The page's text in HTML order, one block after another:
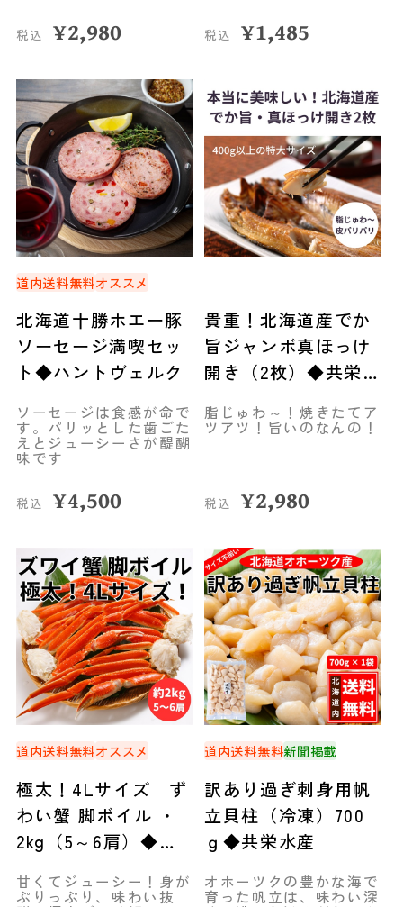
税込 ¥2,980 税込 ¥1,485
道内送料無料オススメ
北海道十勝ホエー豚
ソーセージ満喫セッ
ト◆ハントヴェルク
ソーセージは食感が命で
す。パリッとした歯ごた
えとジューシーさが醍醐
味です
税込 ¥4,500
貴重！北海道産でか
旨ジャンボ真ほっけ
開き（2枚）◆共栄水
脂じゅわ～！焼きたてア
ツアツ！旨いのなんの！
税込 ¥2,980
道内送料無料オススメ
極太！4Lサイズ ず
わい蟹 脚ボイル ・
2kg（5～6肩）◆共
甘くてジューシー！身が
ぷりっぷり、味わい抜
道内送料無料新聞掲載
訳あり過ぎ刺身用帆
立貝柱（冷凍）700
ｇ◆共栄水産
オホーツクの豊かな海で
育った帆立は、味わい深